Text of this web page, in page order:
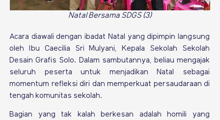
Natal Bersama SDGS (3)
Acara diawali dengan ibadat Natal yang dipimpin langsung
oleh Ibu Caecilia Sri Mulyani, Kepala Sekolah Sekolah
Desain Grafis Solo. Dalam sambutannya, beliau mengajak
seluruh peserta untuk menjadikan Natal sebagai
momentum refleksi diri dan memperkuat persaudaraan di
tengah komunitas sekolah.
Bagian yang tak kalah berkesan adalah homili yang